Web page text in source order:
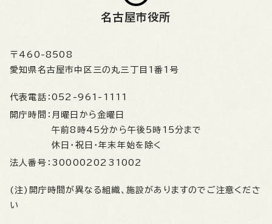
名古屋市役所
〒460-8508
愛知県名古屋市中区三の丸三丁目1番1号
代表電話： 052-961-1111
開庁時間： 月曜日から金曜日
午前8時45分から午後5時15分まで
休日・祝日・年末年始を除く
法人番号： 3000020231002
(注)開庁時間が異なる組織、施設がありますのでご注意くださ
い